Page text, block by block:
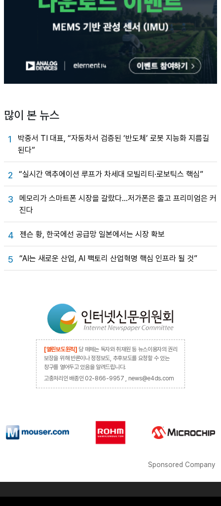
많이 본 뉴스
1
박중서 TI 대표, “자동차서 검증된 ‘반도체’ 로봇 지능화 지름길
된다”
2 “실시간 액추에이션 루프가 차세대 모빌리티·로보틱스 핵심”
3
메모리가 스마트폰 시장을 갈랐다…저가폰은 줄고 프리미엄은 커
진다
4 젠슨 황, 한국에선 공급망 일본에서는 시장 확보
5 “AI는 새로운 산업, AI 팩토리 산업혁명 핵심 인프라 될 것”
[열린보도원칙] 당 매체는 독자와 취재원 등 뉴스이용자의 권리
보장을 위해 반론이나 정정보도, 추후보도를 요청할 수 있는
창구를 열어두고 있음을 알려드립니다.
고충처리인 배종인 02-866-9957 , news@e4ds.com
Sponsored Company